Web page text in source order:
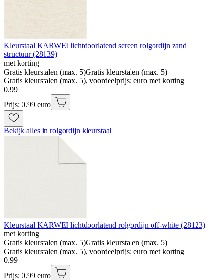
Kleurstaal KARWEI lichtdoorlatend screen rolgordijn zand
structuur (28139)
met korting
Gratis kleurstalen (max. 5)Gratis kleurstalen (max. 5)
Gratis kleurstalen (max. 5), voordeelprijs: euro met korting
0.99
Prijs: 0.99 euro
Bekijk alles in rolgordijn kleurstaal
Kleurstaal KARWEI lichtdoorlatend rolgordijn off-white (28123)
met korting
Gratis kleurstalen (max. 5)Gratis kleurstalen (max. 5)
Gratis kleurstalen (max. 5), voordeelprijs: euro met korting
0.99
Prijs: 0.99 euro